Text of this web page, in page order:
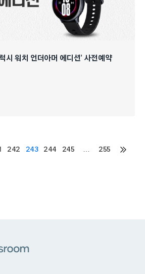
시 워치 언더아머 에디션’ 사전예약
242 243 244 245 … 255
다음